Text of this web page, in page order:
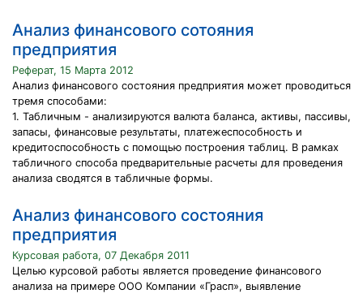
Анализ финансового сотояния
предприятия
Реферат, 15 Марта 2012
Анализ финансового состояния предприятия может проводиться
тремя способами:
1. Табличным - анализируются валюта баланса, активы, пассивы,
запасы, финансовые результаты, платежеспособность и
кредитоспособность с помощью построения таблиц. В рамках
табличного способа предварительные расчеты для проведения
анализа сводятся в табличные формы.
Анализ финансового состояния
предприятия
Курсовая работа, 07 Декабря 2011
Целью курсовой работы является проведение финансового
анализа на примере ООО Компании «Грасп», выявление